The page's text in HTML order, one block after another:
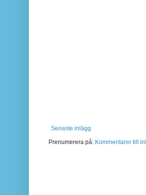
Senaste inlägg
Prenumerera på: Kommentarer till